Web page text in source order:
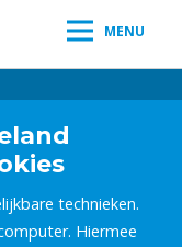
MENU
technieken.
Hiermee